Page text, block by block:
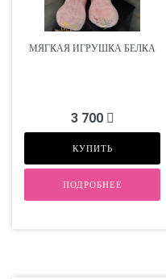
МЯГКАЯ ИГРУШКА БЕЛКА
3 700
КУПИТЬ
ПОДРОБНЕЕ